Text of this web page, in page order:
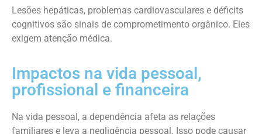
Lesões hepáticas, problemas cardiovasculares e déficits
cognitivos são sinais de comprometimento orgânico. Eles
exigem atenção médica.
Impactos na vida pessoal,
profissional e financeira
Na vida pessoal, a dependência afeta as relações
familiares e leva a negligência pessoal. Isso pode causar